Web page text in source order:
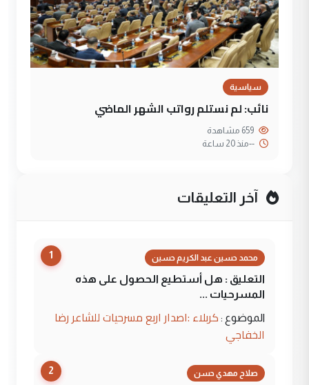
سياسية
نائب: لم نستلم رواتب الشهر الماضي
--منذ 20 ساعة
آخر التعليقات
1 محمد حسين عبد الكريم حسين
التعليق : هل أستطيع الحصول على هذه
المسرحيات ...
الموضوع : كربلاء :اصدار اربع مسرحيات للشاعر رضا
الخفاجي
2 صلاح مهدي حسن